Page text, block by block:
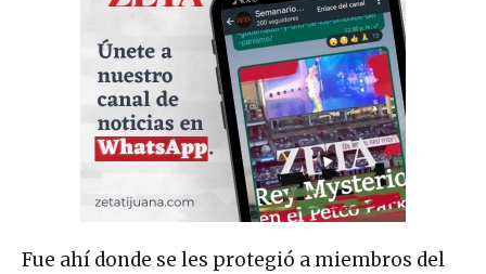
Fue ahí donde se les protegió a miembros del